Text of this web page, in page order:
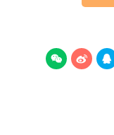
  